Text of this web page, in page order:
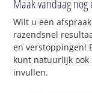
Maak vandaag nog
Wilt u een
razendsnel
en verstoppingen!
kunt natuurlijk
invullen.